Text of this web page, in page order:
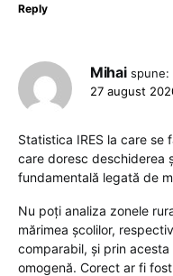
Reply
Mihai spune:
27 august
Statistica IRES la care
care doresc deschiderea
fundamentală legată de
Nu poți analiza zonele
mărimea școlilor,
comparabil, și prin
omogenă. Corect ar fi